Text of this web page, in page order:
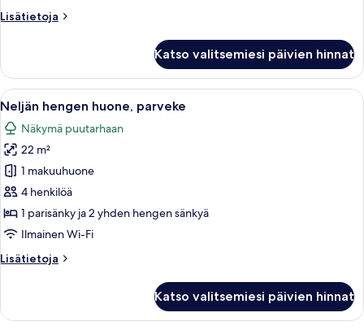
Lisätietoja
Lisätietoja
economy-
huone
Katso valitsemiesi päivien hinnat
Avaa
kaikki
huonetyypin
Neljän
hengen
huone,
parveke
kuvat
Hotellihuone, jossa on suuri sänky,
8
Neljän hengen huone, parveke
Näkymä puutarhaan
22 m²
1 makuuhuone
4 henkilöä
1 parisänky ja 2 yhden hengen sänkyä
Ilmainen Wi-Fi
Lisätietoja
Lisätietoja
huone,
Katso valitsemiesi päivien hinnat